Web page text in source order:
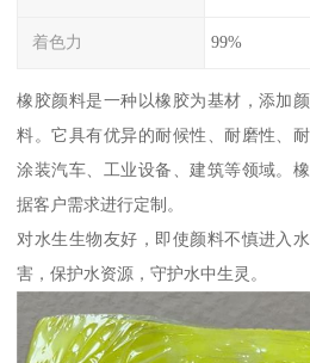
着色力 99%
橡胶颜料是一种以橡胶为基材，添加
料。它具有优异的耐候性、耐磨性、
涂装汽车、工业设备、建筑等领域。
据客户需求进行定制。
对水生生物友好，即使颜料不慎进入
害，保护水资源，守护水中生灵。